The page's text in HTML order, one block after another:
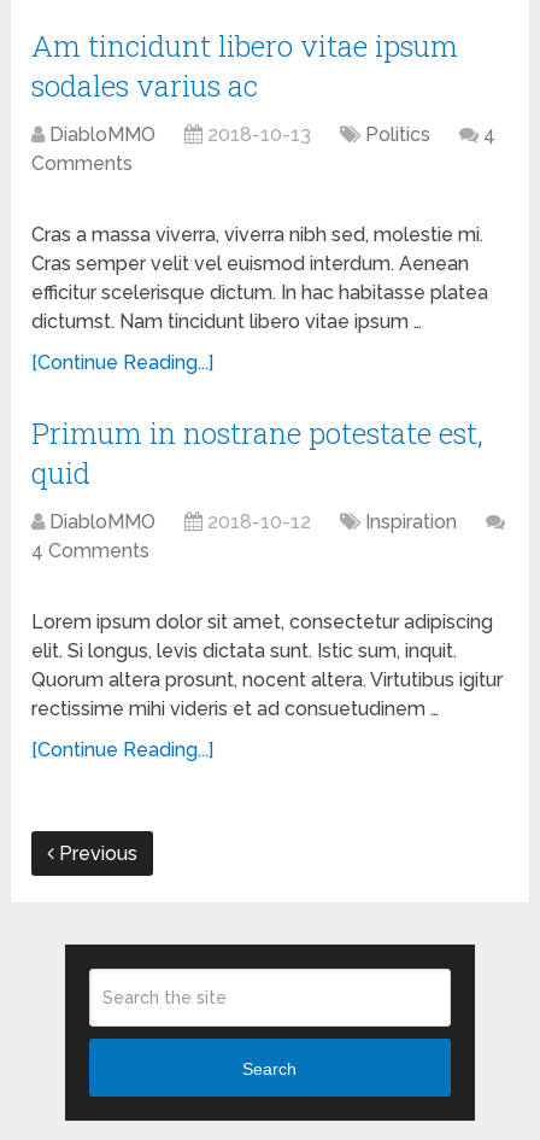
Am tincidunt libero vitae ipsum
sodales varius ac
DiabloMMO 2018-10-13 Politics
4
Comments
Cras a massa viverra, viverra nibh sed, molestie mi.
Cras semper velit vel euismod interdum. Aenean
efficitur scelerisque dictum. In hac habitasse platea
dictumst. Nam tincidunt libero vitae ipsum …
[Continue Reading...]
Primum in nostrane potestate est,
quid
DiabloMMO 2018-10-12
Inspiration
4 Comments
Lorem ipsum dolor sit amet, consectetur adipiscing
elit. Si longus, levis dictata sunt. Istic sum, inquit.
Quorum altera prosunt, nocent altera. Virtutibus igitur
rectissime mihi videris et ad consuetudinem …
[Continue Reading...]
Previous
Search